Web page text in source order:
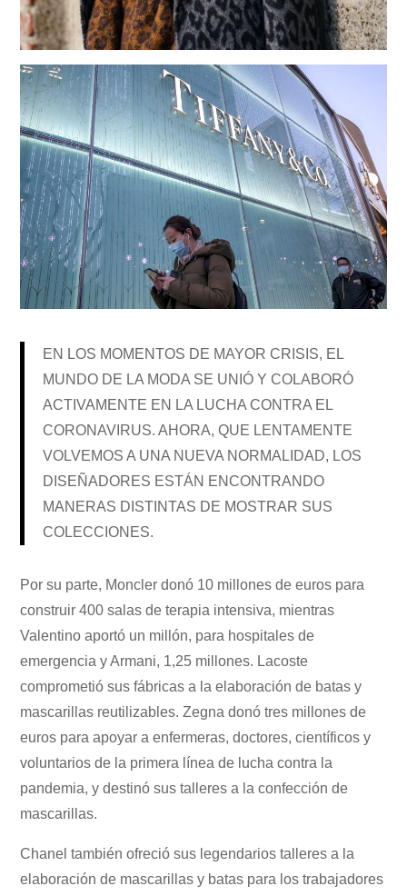
EN LOS MOMENTOS DE MAYOR CRISIS, EL
MUNDO DE LA MODA SE UNIÓ Y COLABORÓ
ACTIVAMENTE EN LA LUCHA CONTRA EL
CORONAVIRUS. AHORA, QUE LENTAMENTE
VOLVEMOS A UNA NUEVA NORMALIDAD, LOS
DISEÑADORES ESTÁN ENCONTRANDO
MANERAS DISTINTAS DE MOSTRAR SUS
COLECCIONES.
Por su parte, Moncler donó 10 millones de euros para
construir 400 salas de terapia intensiva, mientras
Valentino aportó un millón, para hospitales de
emergencia y Armani, 1,25 millones. Lacoste
comprometió sus fábricas a la elaboración de batas y
mascarillas reutilizables. Zegna donó tres millones de
euros para apoyar a enfermeras, doctores, científicos y
voluntarios de la primera línea de lucha contra la
pandemia, y destinó sus talleres a la confección de
mascarillas.
Chanel también ofreció sus legendarios talleres a la
elaboración de mascarillas y batas para los trabajadores